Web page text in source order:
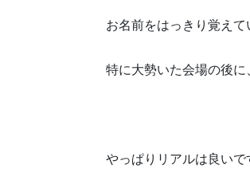
お名前をはっきり覚えて
特に大勢いた会場の後に
やっぱりリアルは良いで